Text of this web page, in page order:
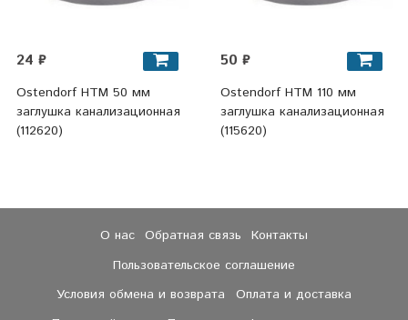
24 ₽
Ostendorf HTM 50 мм
заглушка канализационная
(112620)
50 ₽
Ostendorf HTM 110 мм
заглушка канализационная
(115620)
О нас Обратная связь
Контакты
Пользовательское соглашение
Условия обмена и возврата
Оплата и доставка